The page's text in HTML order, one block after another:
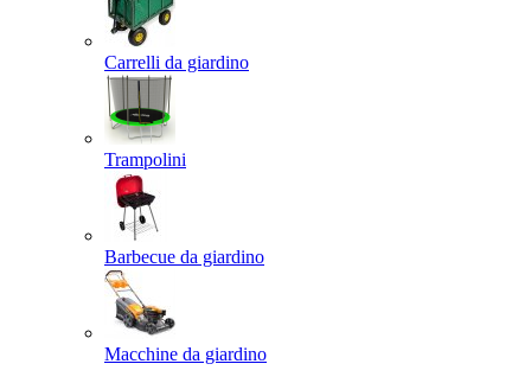
Carrelli da giardino
Trampolini
Barbecue da giardino
Macchine da giardino